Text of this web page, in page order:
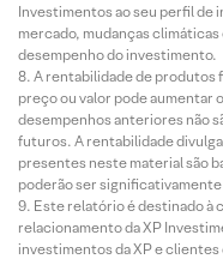
Investimentos ao seu perfil de
mercado, mudanças
desempenho do investimento.
A rentabilidade de produtos
preço ou valor pode aumentar
desempenhos anteriores não
futuros. A rentabilidade
presentes neste material são
poderão ser
Este relatório é destinado à
relacionamento da XP
investimentos da XP e clientes